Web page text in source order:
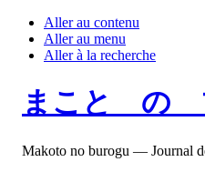
Aller au contenu
Aller au menu
Aller à la recherche
まこと の
Makoto no burogu — Journal